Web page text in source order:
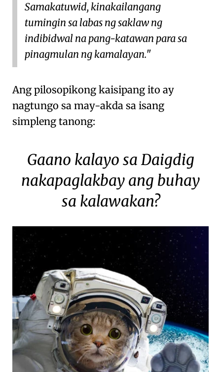
Samakatuwid, kinakailangang
tumingin sa labas ng saklaw ng
indibidwal na pang-katawan para sa
pinagmulan ng kamalayan.
Ang pilosopikong kaisipang ito ay
nagtungo sa may-akda sa isang
simpleng tanong:
Gaano kalayo sa Daigdig
nakapaglakbay ang buhay
sa kalawakan?